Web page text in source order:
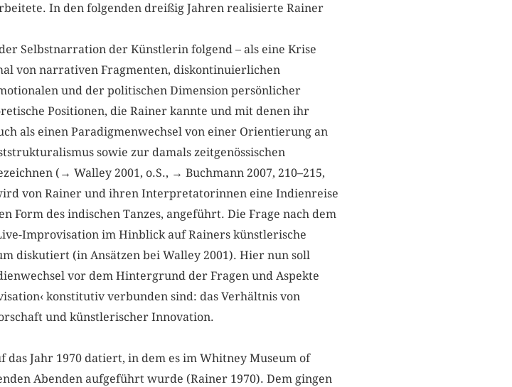
In den folgenden dreißig Jahren realisierte Rainer
Selbstnarration der Künstlerin folgend – als eine Krise
von narrativen Fragmenten, diskontinuierlichen
und der politischen Dimension persönlicher
Positionen, die Rainer kannte und mit denen ihr
als einen Paradigmenwechsel von einer Orientierung an
sowie zur damals zeitgenössischen
(→ Walley 2001, o.S., → Buchmann 2007, 210–215,
von Rainer und ihren Interpretatorinnen eine Indienreise
Form des indischen Tanzes, angeführt. Die Frage nach dem
Improvisation im Hinblick auf Rainers künstlerische
diskutiert (in Ansätzen bei Walley 2001). Hier nun soll
vor dem Hintergrund der Fragen und Aspekte
konstitutiv verbunden sind: das Verhältnis von
und künstlerischer Innovation.
Jahr 1970 datiert, in dem es im Whitney Museum of
Abenden aufgeführt wurde (Rainer 1970). Dem gingen